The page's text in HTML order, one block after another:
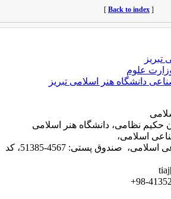
[Back to
هنر اسلامی تبریز
دانشگاه هنر اسلامی
دفتر نشریه هنرهای صناعی اسلامی، صندوق پستی: 4567-51385، کد